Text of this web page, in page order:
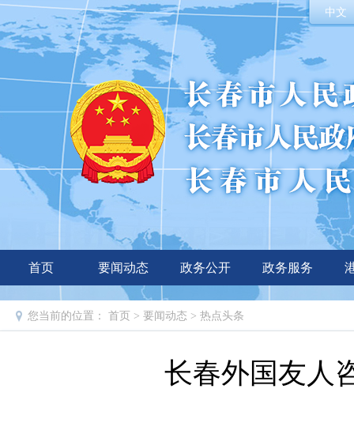
中文
首页 要闻动态 政务公开 政务服务
您当前的位置： 首页 > 要闻动态 > 热点头条
长春外国友人